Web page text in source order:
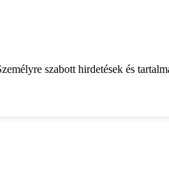
szabott hirdetések és